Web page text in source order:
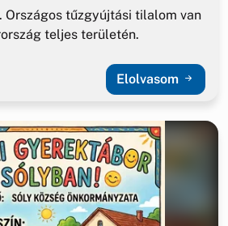
Országos tűzgyújtási tilalom van
teljes területén.
Elolvasom